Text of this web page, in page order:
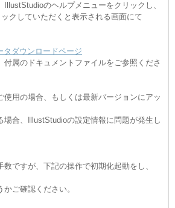
IllustStudioのヘルプメニューをクリックし、
クしていただくと表示される画面にて
ダウンロードページ
付属のドキュメントファイルをご参照くださ
使用の場合、もしくは最新バージョンにアッ
場合、IllustStudioの設定情報に問題が発生し
ですが、下記の操作で初期化起動をし、
ご確認ください。